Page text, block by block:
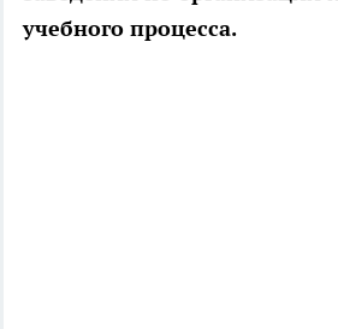
учебного процесса.